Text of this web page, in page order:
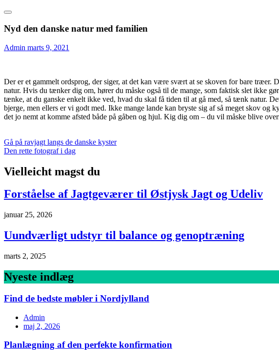
Nyd den danske natur med familien
Admin marts 9, 2021
Der er et gammelt ordsprog, der siger, at det kan være svært at se skoven for bare
natur. Hvis du tænker dig om, hører du måske også til de mange, som faktisk slet ikke
tænke, at du ganske enkelt ikke ved, hvad du skal få tiden til at gå med, så tænk natur.
bjerge, men ellers er vi godt med. Ikke mange lande kan bryste sig af så meget skov og
det jo nemt at komme afsted både på gåben og hjul. Kig dig om – du vil måske blive
Indlægsnavigation
Gå på ravjagt langs de danske kyster
Den rette fotograf i dag
Vielleicht magst du
Forståelse af Jagtgeværer til Østjysk Jagt og Udeliv
januar 25, 2026
Uundværligt udstyr til balance og genoptræning
marts 2, 2025
Nyeste indlæg
Find de bedste møbler i Nordjylland
Admin
maj 2, 2026
Planlægning af den perfekte konfirmation